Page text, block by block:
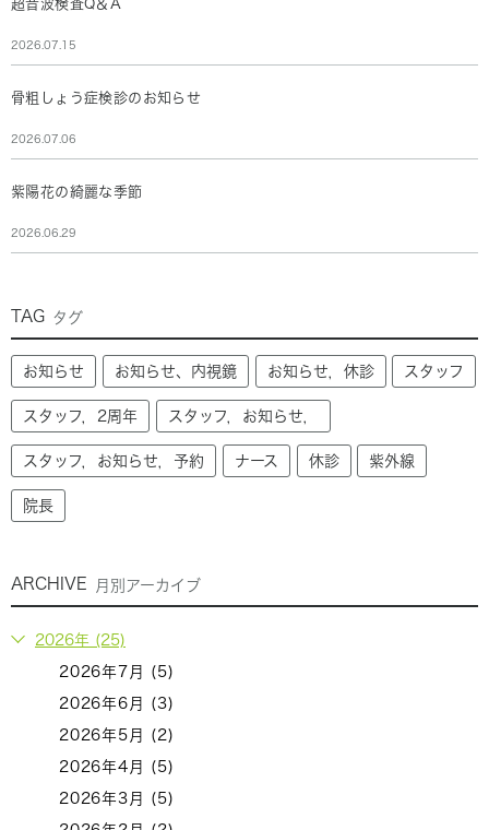
超音波検査Q＆A
2026.07.15
骨粗しょう症検診のお知らせ
2026.07.06
紫陽花の綺麗な季節
2026.06.29
TAG タグ
お知らせ お知らせ、内視鏡 お知らせ，休診 スタッフ
スタッフ，2周年 スタッフ，お知らせ，
スタッフ，お知らせ，予約 ナース 休診 紫外線
院長
ARCHIVE 月別アーカイブ
2026年 (25)
2026年7月 (5)
2026年6月 (3)
2026年5月 (2)
2026年4月 (5)
2026年3月 (5)